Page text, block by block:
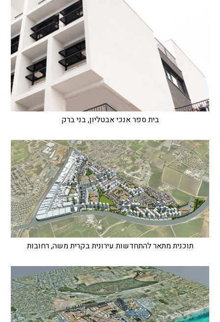
בית ספר אנכי אבטליון, בני ברק
תוכנית מתאר להתחדשות עירונית בקרית משה, רחובות